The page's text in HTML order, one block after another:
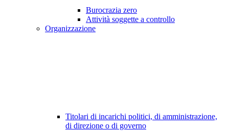
Burocrazia zero
Attività soggette a controllo
Organizzazione
Titolari di incarichi politici, di amministrazione,
di direzione o di governo